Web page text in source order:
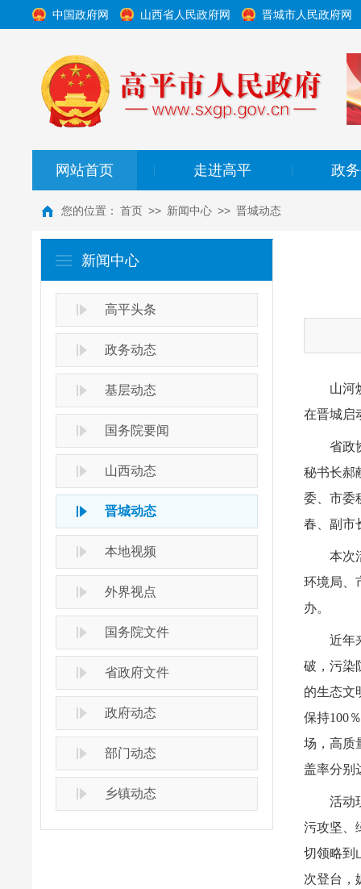
中国政府网 山西省人民政府网 晋城市人民政府网
网站首页 走进高平 政
您的位置： 首页 >> 新闻中心 >> 晋城动态
新闻中心
高平头条
政务动态
基层动态
国务院要闻
山西动态
晋城动态
本地视频
外界视点
国务院文件
省政府文件
政府动态
部门动态
乡镇动态
山河
在晋城启
省政
秘书长郝
委、市委
春、副市
本次
环境局、
办。
近年
破，污染
的生态文
保持100
场，高质
盖率分别
活动
污攻坚、
切领略到
次登台，